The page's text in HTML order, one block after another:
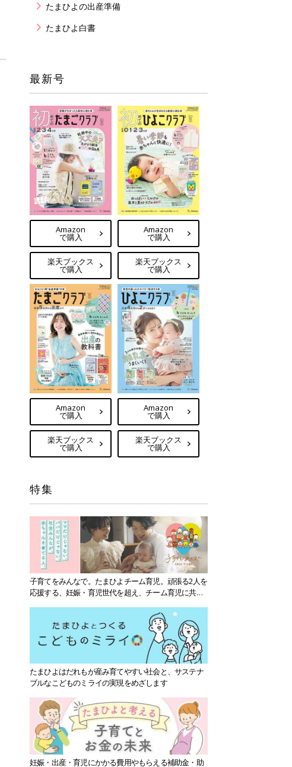
たまひよの出産準備
たまひよ白書
最新号
Amazon
で購入
楽天ブックス
で購入
Amazon
で購入
楽天ブックス
で購入
Amazon
で購入
楽天ブックス
で購入
Amazon
で購入
楽天ブックス
で購入
特集
子育てをみんなで。たまひよチーム育児。頑張る2人を
応援する、妊娠・育児世代を超え、チーム育児に共感
たまひよはだれもが産み育てやすい社会と、サステナ
ブルなこどものミライの実現をめざします
妊娠・出産・育児にかかる費用やもらえる補助金・助